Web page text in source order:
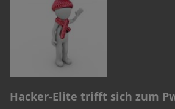
Cyber Security Challenge 2022